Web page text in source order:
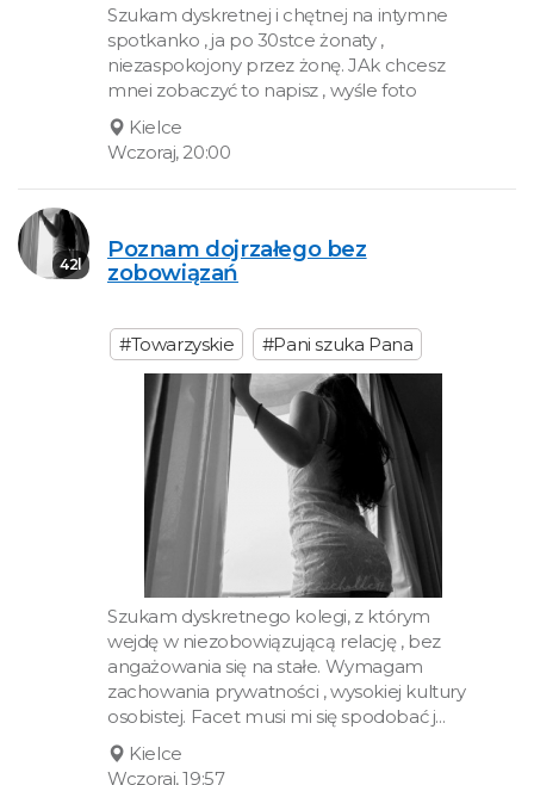
Szukam dyskretnej i chętnej na intymne
spotkanko , ja po 30stce żonaty ,
niezaspokojony przez żonę. JAk chcesz
mnei zobaczyć to napisz , wyśle foto
Kielce
Wczoraj, 20:00
42l
Poznam dojrzałego bez
zobowiązań
#Towarzyskie #Pani szuka Pana
Szukam dyskretnego kolegi, z którym
wejdę w niezobowiązującą relację , bez
angażowania się na stałe. Wymagam
zachowania prywatności , wysokiej kultury
osobistej. Facet musi mi się spodobać j...
Kielce
Wczoraj, 19:57